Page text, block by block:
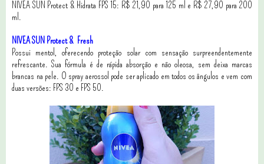
NIVEA SUN Protect & Hidrata FPS 15: R$ 21,90 para 125 ml e R$ 27,90 para 200
ml.
NIVEA SUN Protect & Fresh
Possui mentol, oferecendo proteção solar com sensação surpreendentemente
refrescante. Sua fórmula é de rápida absorção e não oleosa, sem deixa marcas
brancas na pele. O spray aerossol pode ser aplicado em todos os ângulos e vem com
duas versões: FPS 30 e FPS 50.